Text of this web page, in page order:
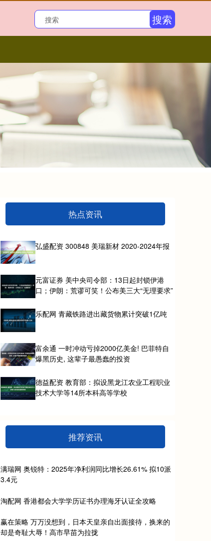
搜索
热点资讯
弘盛配资 300848 美瑞新材 2020-2024年报
元富证券 美中央司令部：13日起封锁伊港
口；伊朗：荒谬可笑！公布美三大“无理要求”
乐配网 青藏铁路进出藏货物累计突破1亿吨
富余通 一时冲动亏掉2000亿美金! 巴菲特自
爆黑历史, 这辈子最愚蠢的投资
德益配资 教育部：拟设黑龙江农业工程职业
技术大学等14所本科高等学校
推荐资讯
满瑞网 奥锐特：2025年净利润同比增长26.61% 拟10派
3.4元
淘配网 香港都会大学学历证书办理海牙认证全攻略
赢在策略 万万没想到，日本天皇亲自出面接待，换来的
却是奇耻大辱！高市早苗为拉拢